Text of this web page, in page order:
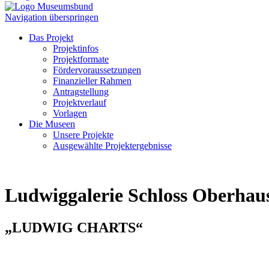
Navigation überspringen
Das Projekt
Projektinfos
Projektformate
Fördervoraussetzungen
Finanzieller Rahmen
Antragstellung
Projektverlauf
Vorlagen
Die Museen
Unsere Projekte
Ausgewählte Projektergebnisse
Ludwiggalerie Schloss
„LUDWIG CHARTS“